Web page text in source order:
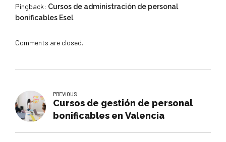
Pingback: Cursos de administración de personal
bonificables Esel
Comments are closed.
PREVIOUS
Cursos de gestión de personal
bonificables en Valencia